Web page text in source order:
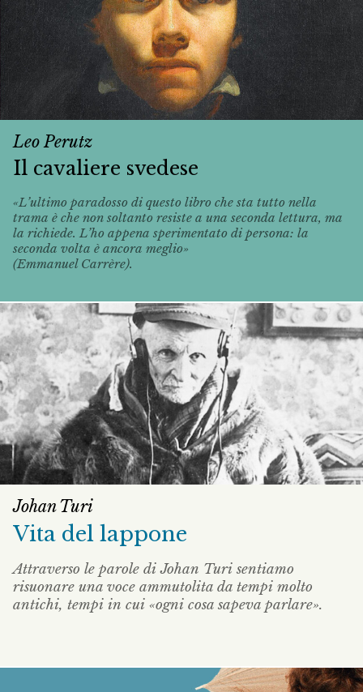
Leo Perutz
Il cavaliere svedese
«L’ultimo paradosso di questo libro che sta tutto nella
trama è che non soltanto resiste a una seconda lettura, ma
la richiede. L’ho appena sperimentato di persona: la
seconda volta è ancora meglio»
(Emmanuel Carrère).
Johan Turi
Vita del lappone
Attraverso le parole di Johan Turi sentiamo
risuonare una voce ammutolita da tempi molto
antichi, tempi in cui «ogni cosa sapeva parlare».